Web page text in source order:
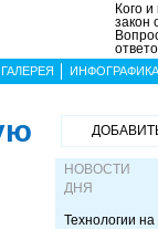
Кого
закон
ИНФОГРАФИКА
НОВОСТИ
ДНЯ
Технологии